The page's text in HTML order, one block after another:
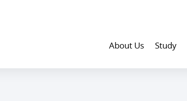
About Us Study